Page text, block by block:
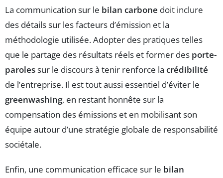
La communication sur le bilan carbone doit inclure
des détails sur les facteurs d’émission et la
méthodologie utilisée. Adopter des pratiques telles
que le partage des résultats réels et former des porte-
parolessur le discours à tenir renforce la crédibilité
de l’entreprise. Il est tout aussi essentiel d’éviter le
greenwashing, en restant honnête sur la
compensation des émissions et en mobilisant son
équipe autour d’une stratégie globale de responsabilité
sociétale.
Enfin, une communication efficace sur le bilan